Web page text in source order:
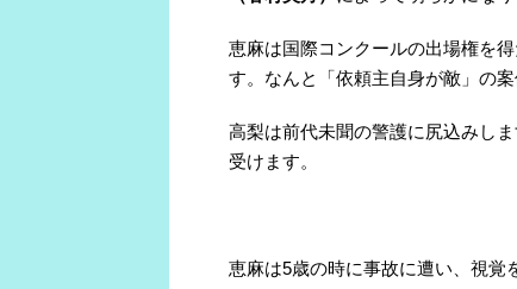
恵麻は国際コンクールの出場権を
す。なんと「依頼主自身が敵」の案
高梨は前代未聞の警護に尻込みし
受けます。
恵麻は5歳の時に事故に遭い、視覚